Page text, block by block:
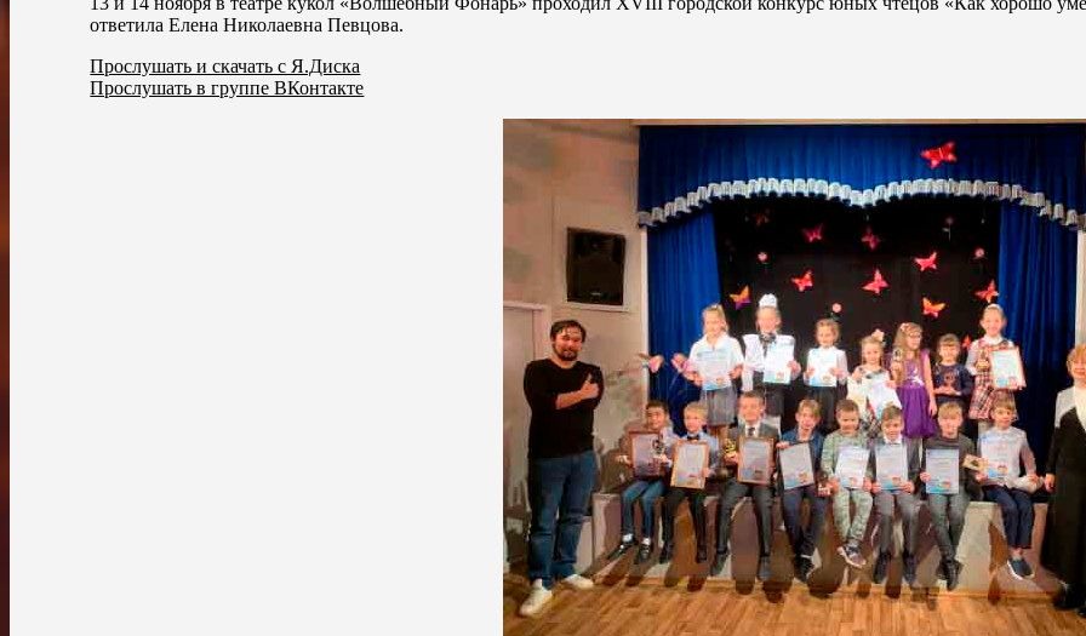
ответила Елена Николаевна Певцова.
Прослушать и скачать с Я.Диска
Прослушать в группе ВКонтакте